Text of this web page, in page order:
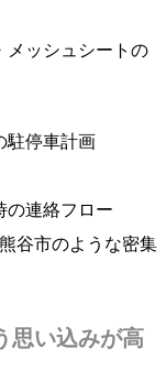
メッシュシートの
駐停車計画
の連絡フロー
谷市のような密集
思い込みが高